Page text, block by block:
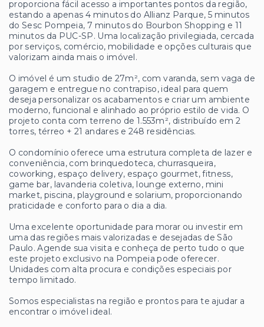
proporciona fácil acesso a importantes pontos da região,
estando a apenas 4 minutos do Allianz Parque, 5 minutos
do Sesc Pompeia, 7 minutos do Bourbon Shopping e 11
minutos da PUC-SP. Uma localização privilegiada, cercada
por serviços, comércio, mobilidade e opções culturais que
valorizam ainda mais o imóvel.
O imóvel é um studio de 27m², com varanda, sem vaga de
garagem e entregue no contrapiso, ideal para quem
deseja personalizar os acabamentos e criar um ambiente
moderno, funcional e alinhado ao próprio estilo de vida. O
projeto conta com terreno de 1.553m², distribuído em 2
torres, térreo + 21 andares e 248 residências.
O condomínio oferece uma estrutura completa de lazer e
conveniência, com brinquedoteca, churrasqueira,
coworking, espaço delivery, espaço gourmet, fitness,
game bar, lavanderia coletiva, lounge externo, mini
market, piscina, playground e solarium, proporcionando
praticidade e conforto para o dia a dia.
Uma excelente oportunidade para morar ou investir em
uma das regiões mais valorizadas e desejadas de São
Paulo. Agende sua visita e conheça de perto tudo o que
este projeto exclusivo na Pompeia pode oferecer.
Unidades com alta procura e condições especiais por
tempo limitado.
Somos especialistas na região e prontos para te ajudar a
encontrar o imóvel ideal.